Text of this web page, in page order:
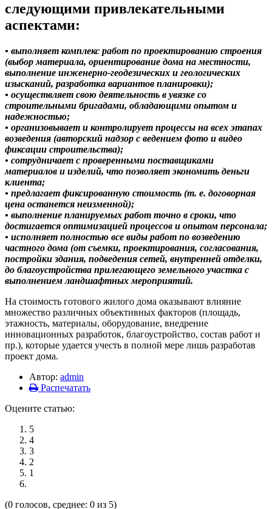
следующими привлекательными
аспектами:
• выполняет комплекс работ по проектированию строения
(выбор материала, ориентирование дома на местности,
выполнение инженерно-геодезических и геологических
изысканий, разработка вариантов планировки);
• осуществляет свою деятельность в увязке со
строительными бригадами, обладающими опытом и
надежностью;
• организовывает и контролирует процессы на всех этапах
возведения (авторский надзор с ведением фото и видео
фиксации строительства);
• сотрудничает с проверенными поставщиками
материалов и изделий, что позволяет экономить деньги
клиента;
• предлагает фиксированную стоимость (т. е. договорная
цена останется неизменной);
• выполнение планируемых работ точно в сроки, что
достигается оптимизацией процессов и опытом персонала;
• исполняет полностью все виды работ по возведению
частного дома (от съемки, проектирования, согласования,
постройки здания, подведения сетей, внутренней отделки,
до благоустройства прилегающего земельного участка с
выполнением ландшафтных мероприятий.
На стоимость готового жилого дома оказывают влияние
множество различных объективных факторов (площадь,
этажность, материалы, оборудование, внедрение
инновационных разработок, благоустройство, состав работ и
пр.), которые удается учесть в полной мере лишь разработав
проект дома.
Автор: admin
Распечатать
Оцените статью:
5
4
3
2
1
(0 голосов, среднее: 0 из 5)